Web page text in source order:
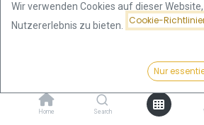
Home Search
Das imposanteste
physisches Gold
Wir verwenden Cookies auf dieser
Nutzererlebnis zu bieten.
Cookie-
Nur